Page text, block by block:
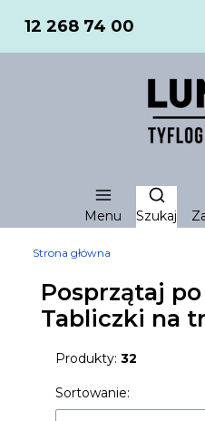
12 268 74 00
Menu Szukaj
Strona główna
Posprzątaj
Tabliczki na
Produkty: 32
Lista
Sortowanie: